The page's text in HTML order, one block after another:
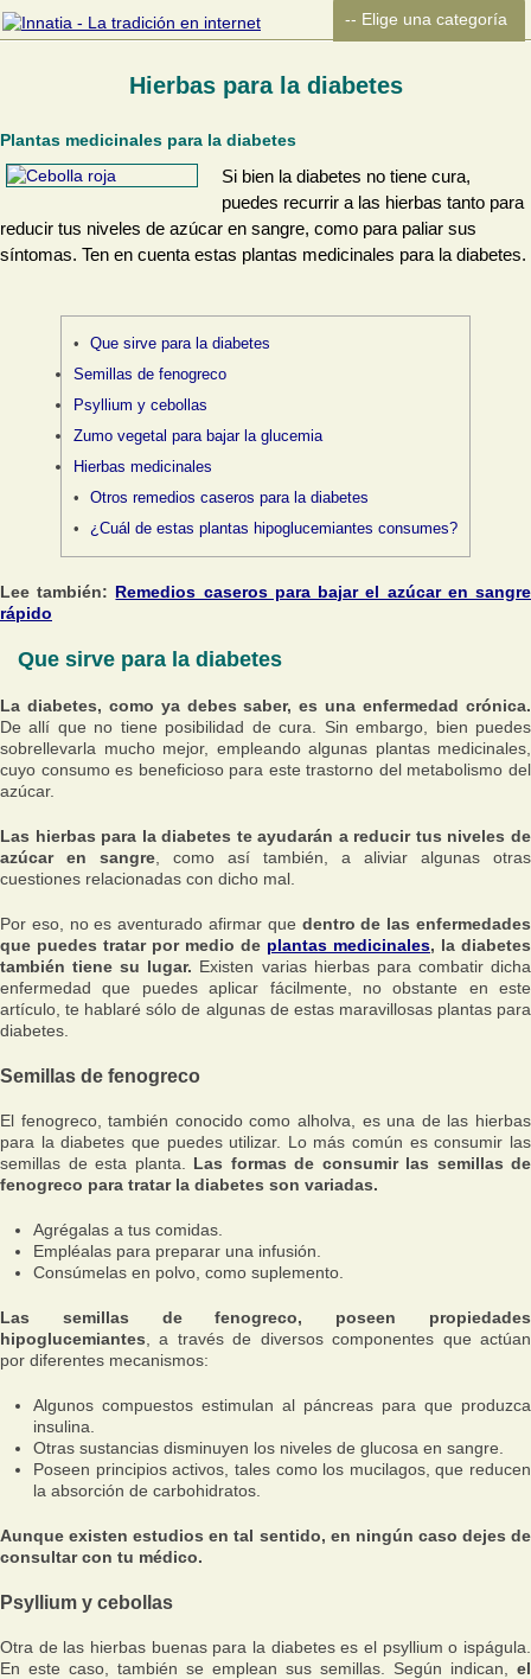
Hierbas para la diabetes
Plantas medicinales para la diabetes
Si bien la diabetes no tiene cura,
puedes recurrir a las hierbas tanto para
reducir tus niveles de azúcar en sangre, como para paliar sus
síntomas. Ten en cuenta estas plantas medicinales para la diabetes.
Que sirve para la diabetes
Semillas de fenogreco
Psyllium y cebollas
Zumo vegetal para bajar la glucemia
Hierbas medicinales
Otros remedios caseros para la diabetes
¿Cuál de estas plantas hipoglucemiantes consumes?
Lee también: Remedios caseros para bajar el azúcar en sangre
rápido
Que sirve para la diabetes
La diabetes, como ya debes saber, es una enfermedad crónica.
De allí que no tiene posibilidad de cura. Sin embargo, bien puedes
sobrellevarla mucho mejor, empleando algunas plantas medicinales,
cuyo consumo es beneficioso para este trastorno del metabolismo del
azúcar.
Las hierbas para la diabetes te ayudarán a reducir tus niveles de
azúcar en sangre , como así también, a aliviar algunas otras
cuestiones relacionadas con dicho mal.
Por eso, no es aventurado afirmar que dentro de las enfermedades
que puedes tratar por medio de plantas medicinales, la diabetes
también tiene su lugar. Existen varias hierbas para combatir dicha
enfermedad que puedes aplicar fácilmente, no obstante en este
artículo, te hablaré sólo de algunas de estas maravillosas plantas para
diabetes.
Semillas de fenogreco
El fenogreco, también conocido como alholva, es una de las hierbas
para la diabetes que puedes utilizar. Lo más común es consumir las
semillas de esta planta. Las formas de consumir las semillas de
fenogreco para tratar la diabetes son variadas.
Agrégalas a tus comidas.
Empléalas para preparar una infusión.
Consúmelas en polvo, como suplemento.
Las semillas de fenogreco, poseen propiedades
hipoglucemiantes , a través de diversos componentes que actúan
por diferentes mecanismos:
Algunos compuestos estimulan al páncreas para que produzca
insulina.
Otras sustancias disminuyen los niveles de glucosa en sangre.
Poseen principios activos, tales como los mucilagos, que reducen
la absorción de carbohidratos.
Aunque existen estudios en tal sentido, en ningún caso dejes de
consultar con tu médico.
Psyllium y cebollas
Otra de las hierbas buenas para la diabetes es el psyllium o ispágula.
En este caso, también se emplean sus semillas. Según indican, el